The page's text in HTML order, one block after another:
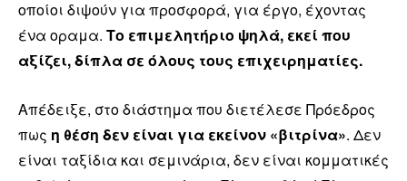
οποίοι διψούν για προσφορά, για έργο, έχοντας
ένα οραμα. Το επιμελητήριο ψηλά, εκεί που
αξίζει, δίπλα σε όλους τους επιχειρηματίες.
Απέδειξε, στο διάστημα που διετέλεσε Πρόεδρος
πως η θέση δεν είναι για εκείνον «βιτρίνα». Δεν
είναι ταξίδια και σεμινάρια, δεν είναι κομματικές